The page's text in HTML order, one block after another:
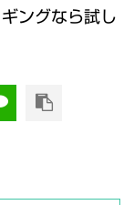
ングなら試し